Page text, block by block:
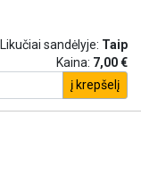
Likučiai sandėlyje: Taip
Kaina: 7,00 €
į krepšelį